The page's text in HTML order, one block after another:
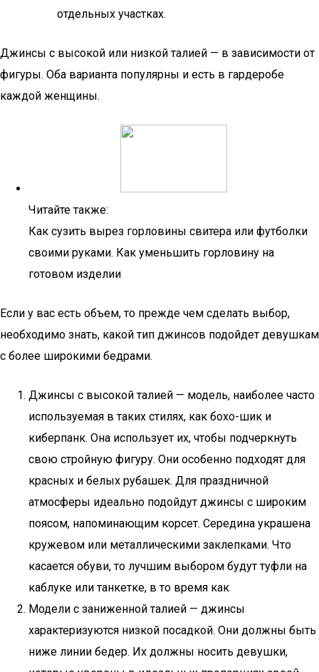
отдельных участках.
Джинсы с высокой или низкой талией — в зависимости от
фигуры. Оба варианта популярны и есть в гардеробе
каждой женщины.
Читайте также:
Как сузить вырез горловины свитера или футболки
своими руками. Как уменьшить горловину на
готовом изделии
Если у вас есть объем, то прежде чем сделать выбор,
необходимо знать, какой тип джинсов подойдет девушкам
с более широкими бедрами.
Джинсы с высокой талией — модель, наиболее часто
используемая в таких стилях, как бохо-шик и
киберпанк. Она использует их, чтобы подчеркнуть
свою стройную фигуру. Они особенно подходят для
красных и белых рубашек. Для праздничной
атмосферы идеально подойдут джинсы с широким
поясом, напоминающим корсет. Середина украшена
кружевом или металлическими заклепками. Что
касается обуви, то лучшим выбором будут туфли на
каблуке или танкетке, в то время как
Модели с заниженной талией — джинсы
характеризуются низкой посадкой. Они должны быть
ниже линии бедер. Их должны носить девушки,